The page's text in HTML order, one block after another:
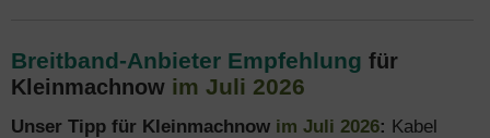
Breitband-Anbieter Empfehlung für
Kleinmachnow im Juli 2026
Unser Tipp für Kleinmachnow im Juli 2026: Kabel